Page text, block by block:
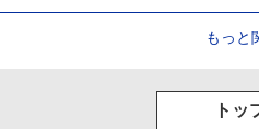
もっと
トッ